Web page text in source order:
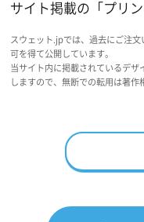
サイト掲載の「プリ
スウェット.jpでは、過去にご注
可を得て公開しています。
当サイト内に掲載されているデ
しますので、無断での転用は著作